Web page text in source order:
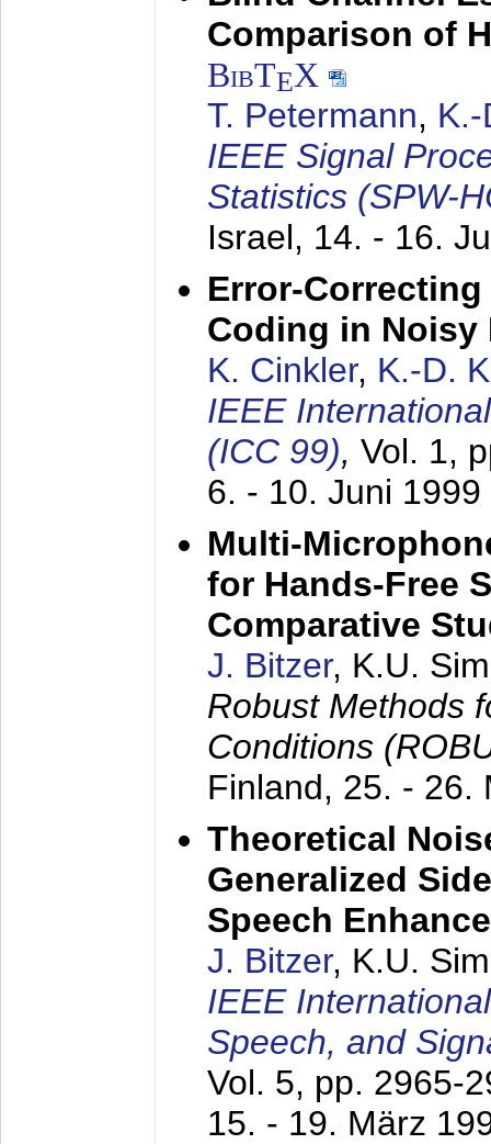
Comparison of
BibTEX
T. Petermann,
IEEE Signal
Statistics (SPW-
Israel, 14. - 16.
Error-
Coding in Noisy
K. Cinkler, K.-D.
IEEE
(ICC 99), Vol. 1,
6. - 10. Juni 1999
Multi-
for Hands-Free
Comparative
J. Bitzer, K.U.
Robust Methods
Conditions
Finland, 25. - 26.
Theoretical
Generalized
Speech
J. Bitzer, K.U.
IEEE
Speech, and
Vol. 5, pp. 2965-
15. - 19. März